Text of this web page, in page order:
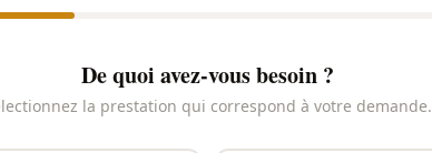
De quoi avez-vous besoin ?
la prestation qui correspond à votre demande.